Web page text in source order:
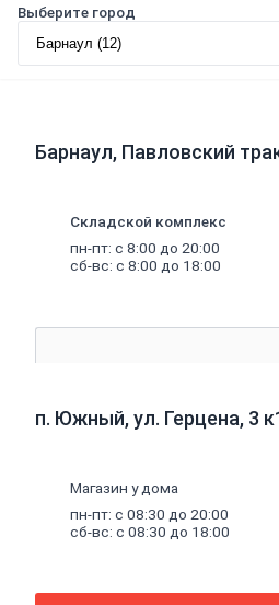
вязальная
стальная
Комплектующие
для
опалубки
и
Труба
стальная
Труба
Строительные
Выберите город
Барнаул, Павловский
Складской комплекс
пн-пт: с 8:00 до 20:00
сб-вс: с 8:00 до 18:00
п. Южный, ул. Герцена, 3
Магазин у дома
пн-пт: с 08:30 до 20:00
сб-вс: с 08:30 до 18:00